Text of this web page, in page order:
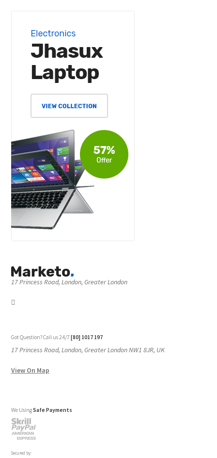
17 Princess Road, London, Greater London
Got Question? Call us 24/7 [80] 1017 197
17 Princess Road, London, Greater London NW1 8JR, UK
View On Map
We UsingSafe Payments
Secured by: